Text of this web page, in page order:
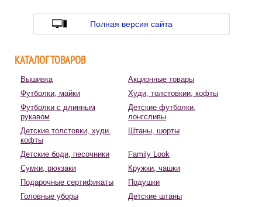
Полная версия сайта
КАТАЛОГ ТОВАРОВ
Вышивка
Акционные товары
Футболки, майки
Худи, толстовкии, кофты
Футболки с длинным
рукавом
Детские футболки,
лонгсливы
Детские толстовки, худи,
кофты
Штаны, шорты
Детские боди, песочники
Family Look
Сумки, рюкзаки
Кружки, чашки
Подарочные сертификаты
Подушки
Головные уборы
Детские штаны